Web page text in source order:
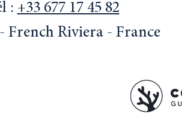
: +33 677 17 45 82
French Riviera - France